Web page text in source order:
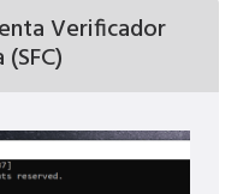
Verificador